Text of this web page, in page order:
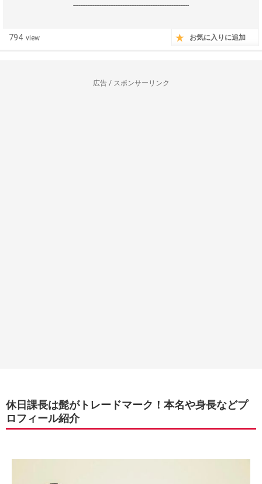
------------------------------------------------------------------
794 view お気に入りに追加
広告 / スポンサーリンク
休日課長は髭がトレードマーク！本名や身長などプ
ロフィール紹介